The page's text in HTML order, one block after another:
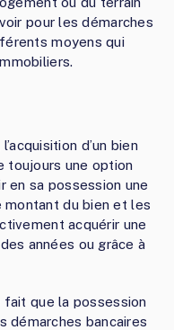
pour les démarches
moyens qui
d’un bien
toujours une option
en sa possession une
montant du bien et les
acquérir une
années ou grâce à
fait que la possession
démarches bancaires